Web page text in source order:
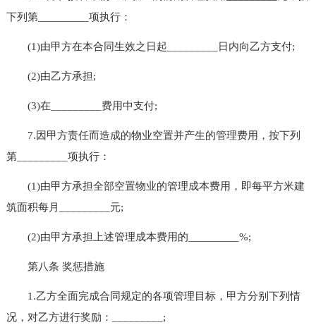
下列第_________项执行：
(1)由甲方在本合同生效之日起_________日内向乙方支付;
(2)由乙方承担;
(3)在_________费用中支付;
7.因甲方责任而造成的物业空置并产生的管理费用，按下列
第_________项执行：
(1)由甲方承担全部空置物业的管理成本费用，即每平方米建
筑面积每月_________元;
(2)由甲方承担上述管理成本费用的_________%;
第八条 奖惩措施
1.乙方全面完成合同规定的各项管理目标，甲方分别下列情
况，对乙方进行奖励：_________;